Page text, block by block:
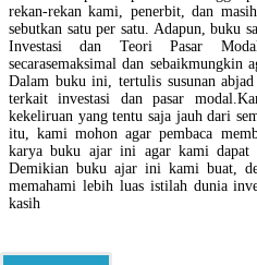
rekan-rekan kami, penerbit, dan
sebutkan satu per satu. Adapun, buku
Investasi dan Teori Pasar
secarasemaksimal dan sebaikmungkin
Dalam buku ini, tertulis susunan
terkait investasi dan pasar
kekeliruan yang tentu saja jauh dari
itu, kami mohon agar pembaca
karya buku ajar ini agar kami dapat
Demikian buku ajar ini kami buat,
memahami lebih luas istilah dunia
kasih